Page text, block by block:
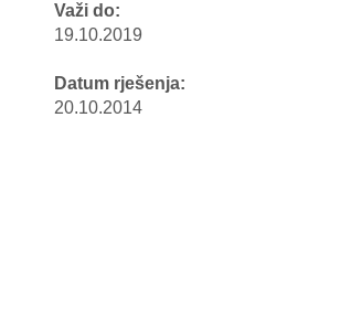
Važi do:
19.10.2019
Datum rješenja:
20.10.2014